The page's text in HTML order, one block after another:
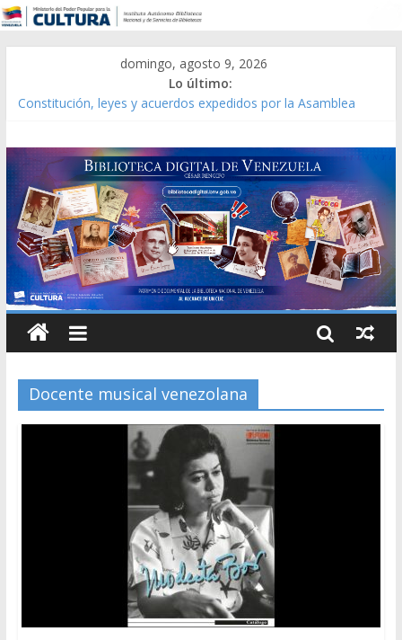
domingo, agosto 9, 2026
Lo último:
Constitución, leyes y acuerdos expedidos por la Asamblea
Modesta Bor Sánchez [material gráfico]
Gaceta Oficial de la República de Venezuela año CXXXIII Mes V,
Caracas 09 de marzo de 2006 N° 38.394
Catálogo temático de obras de Modesta Bor
Docente musical venezolana